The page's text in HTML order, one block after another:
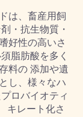
は、畜産用飼
・抗生物質・
好性の高いさ
脂肪酸を多く
料の 添加や遺
し、様々なハ
ロバイオティ
キレート化さ